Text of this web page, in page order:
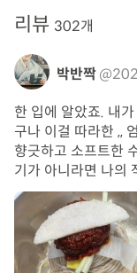
리뷰 302개
박반짝
한 입에 알았죠. 내
구나 이걸 따라한 ,,
향긋하고 소프트한
기가 아니라면 나의